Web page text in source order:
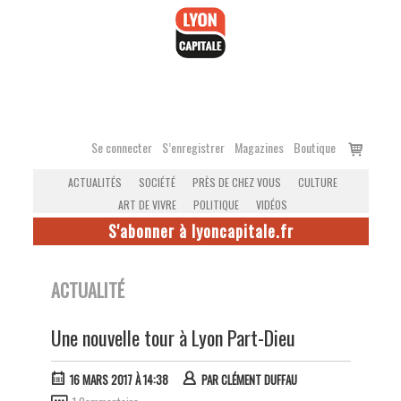
Se connecter S’enregistrer Magazines Boutique
Voir
ACTUALITÉS SOCIÉTÉ PRÈS DE CHEZ VOUS
CULTURE
ART DE VIVRE
POLITIQUE VIDÉOS
S'abonner à lyoncapitale.fr
ACTUALITÉ
Une nouvelle tour à Lyon Part-Dieu
16 MARS 2017 À 14:38 PARCLÉMENT DUFFAU